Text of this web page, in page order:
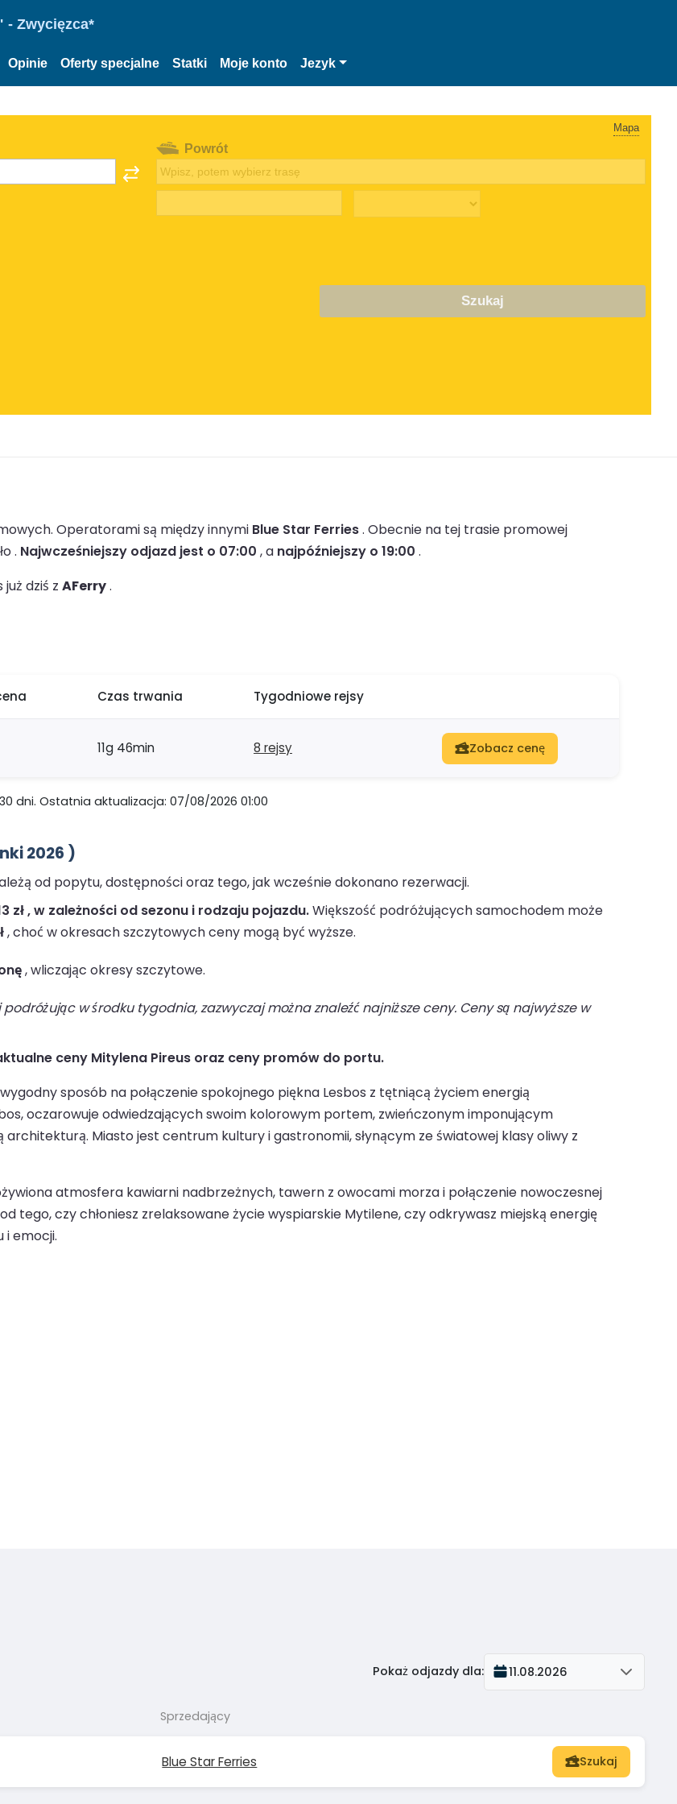
- Zwycięzca*
Opinie Oferty specjalne Statki Moje konto Jezyk
Mapa
Powrót
Szukaj
Operatorami są między innymi Blue Star Ferries. Obecnie na tej trasie promowej
. Najwcześniejszy odjazd jest o 07:00 , a najpóźniejszy o 19:00 .
dziś z AFerry.
Czas trwania Tygodniowe rejsy
11g 46min 8 rejsy Zobacz cenę
dni. Ostatnia aktualizacja: 07/08/2026 01:00
2026 )
od popytu, dostępności oraz tego, jak wcześnie dokonano rezerwacji.
zł , w zależności od sezonu i rodzaju pojazdu.Większość podróżujących samochodem może
, choć w okresach szczytowych ceny mogą być wyższe.
, wliczając okresy szczytowe.
w środku tygodnia, zazwyczaj można znaleźć najniższe ceny. Ceny są najwyższe w
ceny Mitylena Pireus oraz ceny promów do portu.
sposób na połączenie spokojnego piękna Lesbos z tętniącą życiem energią
oczarowuje odwiedzających swoim kolorowym portem, zwieńczonym imponującym
Miasto jest centrum kultury i gastronomii, słynącym ze światowej klasy oliwy z
atmosfera kawiarni nadbrzeżnych, tawern z owocami morza i połączenie nowoczesnej
tego, czy chłoniesz zrelaksowane życie wyspiarskie Mytilene, czy odkrywasz miejską energię
i emocji.
Pokaż odjazdy dla: 11.08.2026
Sprzedający
Blue Star Ferries Szukaj